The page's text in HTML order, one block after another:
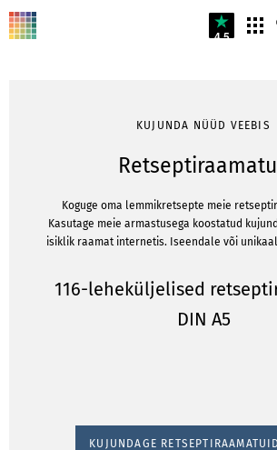
4.5
KUJUNDA NÜÜD VEEBIS
Koguge oma lemmikretsepte meie
Kasutage meie armastusega koostatud
isiklik raamat internetis. Iseendale või
116-leheküljelised
DIN A5
KUJUNDAGE